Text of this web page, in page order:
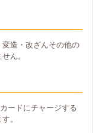
造・改ざんその他の
ん。
ードにチャージする
。